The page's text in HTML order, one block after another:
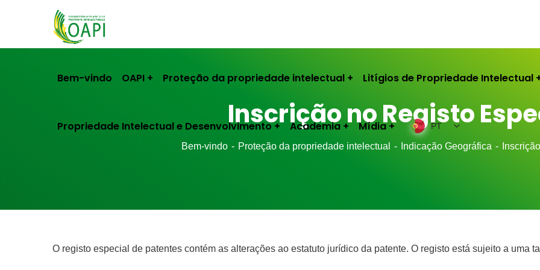
Bem-vindo OAPI Proteção da propriedade intelectual Litígios de Propriedade Intelectual
Propriedade Intelectual e Desenvolvimento Academia Mídia PT
Inscrição no Registo
Bem-vindo Proteção da propriedade intelectual Indicação Geográfica
O registo especial de patentes contém as alterações ao estatuto jurídico da patente. O registo está sujeito a uma